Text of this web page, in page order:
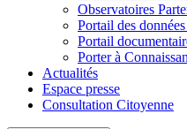
Observatoires
Portail des
Portail
Porter à
Actualités
Espace presse
Consultation Citoyenne